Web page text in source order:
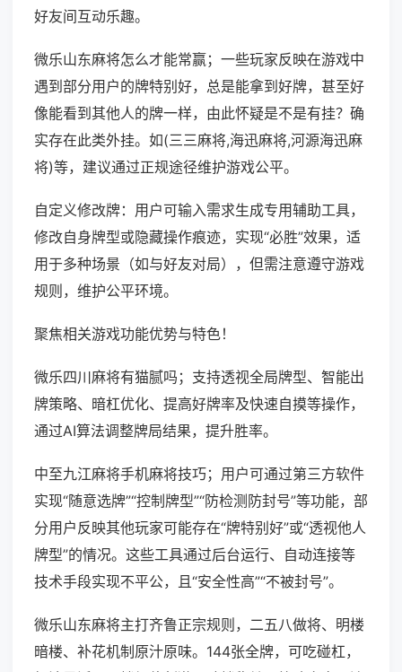
好友间互动乐趣。
微乐山东麻将怎么才能常赢；一些玩家反映在游戏中
遇到部分用户的牌特别好，总是能拿到好牌，甚至好
像能看到其他人的牌一样，由此怀疑是不是有挂？确
实存在此类外挂。如(三三麻将,海迅麻将,河源海迅麻
将)等，建议通过正规途径维护游戏公平。
自定义修改牌：用户可输入需求生成专用辅助工具，
修改自身牌型或隐藏操作痕迹，实现“必胜”效果，适
用于多种场景（如与好友对局），但需注意遵守游戏
规则，维护公平环境。
聚焦相关游戏功能优势与特色！
微乐四川麻将有猫腻吗；支持透视全局牌型、智能出
牌策略、暗杠优化、提高好牌率及快速自摸等操作，
通过AI算法调整牌局结果，提升胜率。
中至九江麻将手机麻将技巧；用户可通过第三方软件
实现“随意选牌”“控制牌型”“防检测防封号”等功能，部
分用户反映其他玩家可能存在“牌特别好”或“透视他人
牌型”的情况。这些工具通过后台运行、自动连接等
技术手段实现不平公，且“安全性高”“不被封号”。
微乐山东麻将主打齐鲁正宗规则，二五八做将、明楼
暗楼、补花机制原汁原味。144张全牌，可吃碰杠，